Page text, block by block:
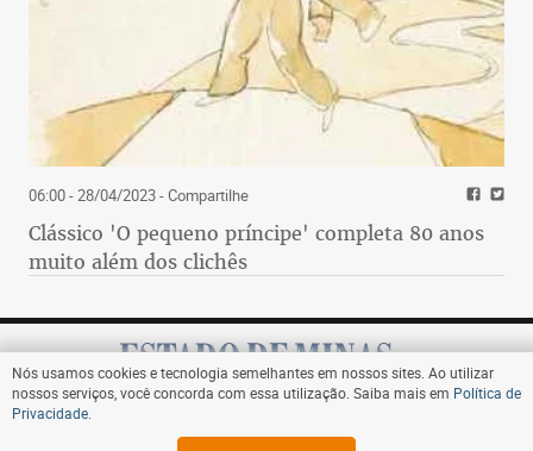
06:00 - 28/04/2023- Compartilhe
Clássico 'O pequeno príncipe' completa 80 anos
muito além dos clichês
Nós usamos cookies e tecnologia semelhantes em nossos sites. Ao utilizar
nossos serviços, você concorda com essa utilização. Saiba mais em Política de
Privacidade
Assine